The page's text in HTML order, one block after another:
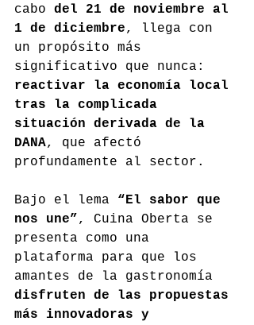
cabo del 21 de noviembre al
1 de diciembre, llega con
un propósito más
significativo que nunca:
reactivar la economía local
tras la complicada
situación derivada de la
DANA, que afectó
profundamente al sector.
Bajo el lema “El sabor que
nos une” , Cuina Oberta se
presenta como una
plataforma para que los
amantes de la gastronomía
disfruten de las propuestas
más innovadoras y